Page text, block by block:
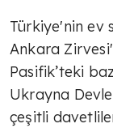
Türkiye'nin ev
Ankara
Pasifik’teki
Ukrayna
çeşitli